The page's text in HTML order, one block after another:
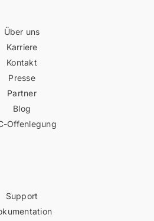
Über uns
Karriere
Kontakt
Presse
Partner
Blog
Offenlegung
Support